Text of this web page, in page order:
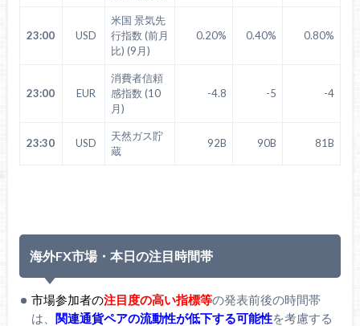
23:00 USD
米国 景気先
行指数 (前月
比) (9月)
0.20% 0.40% 0.80%
23:00 EUR
消費者信頼
感指数 (10
月)
-4.8 -5 -4
23:30 USD
天然ガス貯
蔵
92B 90B 81B
海外FX市場・本日の注目時間帯
市場参加者の注目度の高い指標等の発表前後の時間帯
は、関連通貨ペアの流動性が低下する可能性を考慮する